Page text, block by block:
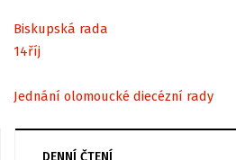
Biskupská rada
14říj
Jednání olomoucké diecézní rady
DENNÍ ČTENÍ